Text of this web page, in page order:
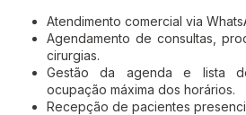
Atendimento comercial via
Agendamento de consultas,
cirurgias.
Gestão da agenda e lista
ocupação máxima dos horários.
Recepção de pacientes